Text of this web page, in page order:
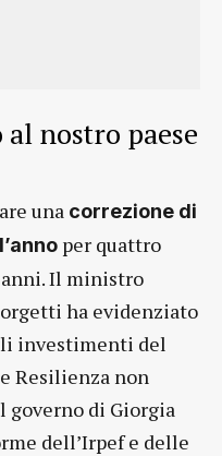
nostro paese
una correzione di
per quattro
Il ministro
ha evidenziato
investimenti del
Resilienza non
di Giorgia
dell’Irpef e delle